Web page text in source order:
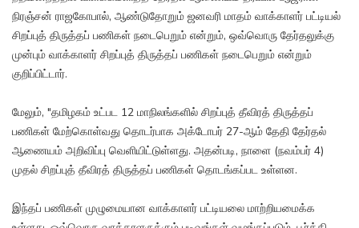
நிரஞ்சன் ராஜகோபால், ஆண்டுதோறும் ஜனவரி மாதம் வாக்காளர் பட்டியல்
சிறப்புத் திருத்தப் பணிகள் நடைபெறும் என்றும், ஒவ்வொரு தேர்தலுக்கு
முன்பும் வாக்காளர் சிறப்புத் திருத்தப் பணிகள் நடைபெறும் என்றும்
குறிப்பிட்டார்.
மேலும், "தமிழகம் உட்பட 12 மாநிலங்களில் சிறப்புத் தீவிரத் திருத்தப்
பணிகள் மேற்கொள்வது தொடர்பாக அக்டோபர் 27-ஆம் தேதி தேர்தல்
ஆணையம் அறிவிப்பு வெளியிட்டுள்ளது. அதன்படி, நாளை (நவம்பர் 4)
முதல் சிறப்புத் தீவிரத் திருத்தப் பணிகள் தொடங்கப்பட உள்ளன.
இந்தப் பணிகள் முழுமையான வாக்காளர் பட்டியலை மாற்றியமைக்க